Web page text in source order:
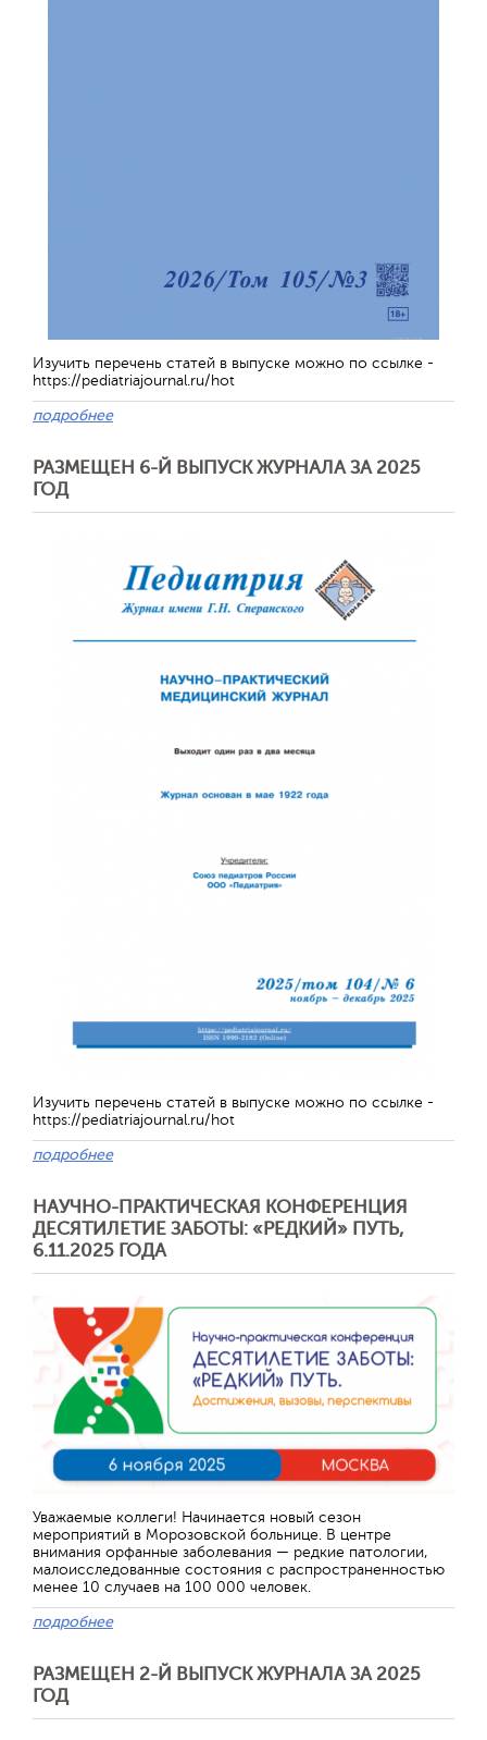
Изучить перечень статей в выпуске можно по ссылке -
https://pediatriajournal.ru/hot
подробнее
РАЗМЕЩЕН 6-Й ВЫПУСК ЖУРНАЛА ЗА 2025
ГОД
Изучить перечень статей в выпуске можно по ссылке -
https://pediatriajournal.ru/hot
подробнее
НАУЧНО-ПРАКТИЧЕСКАЯ КОНФЕРЕНЦИЯ
ДЕСЯТИЛЕТИЕ ЗАБОТЫ: «РЕДКИЙ» ПУТЬ,
6.11.2025 ГОДА
Уважаемые коллеги! Начинается новый сезон
мероприятий в Морозовской больнице. В центре
внимания орфанные заболевания — редкие патологии,
малоисследованные состояния с распространенностью
менее 10 случаев на 100 000 человек.
подробнее
РАЗМЕЩЕН 2-Й ВЫПУСК ЖУРНАЛА ЗА 2025
ГОД
Отправить